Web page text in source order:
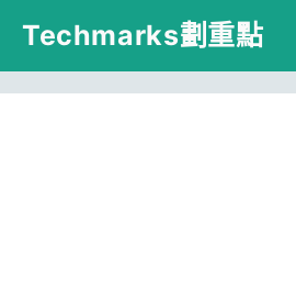
跳
主
Techmarks劃重點